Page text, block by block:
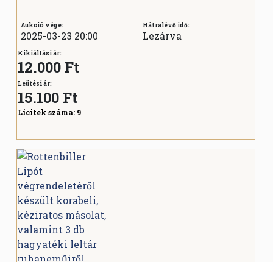
Aukció vége:
2025-03-23 20:00
Hátralévő idő:
Lezárva
Kikiáltási ár:
12.000 Ft
Leütési ár:
15.100 Ft
Licitek száma: 9